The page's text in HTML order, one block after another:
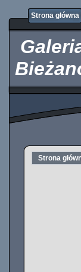
Strona główna
Strona